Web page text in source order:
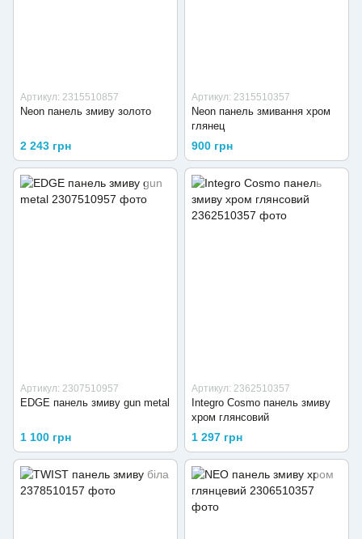
Артикул: 2315510857
Neon панель змиву золото
2 243 грн
Артикул: 2315510357
Neon панель змивання хром
глянец
900 грн
Артикул: 2307510957
EDGE панель змиву gun metal
1 100 грн
Артикул: 2362510357
Integro Cosmo панель змиву
хром глянсовий
1 297 грн